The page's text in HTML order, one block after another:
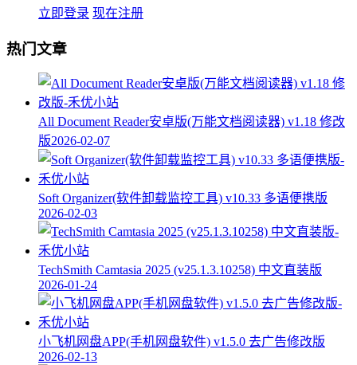
立即登录 现在注册
热门文章
All Document Reader安卓版(万能文档阅读器) v1.18 修改
版2026-02-07
Soft Organizer(软件卸载监控工具) v10.33 多语便携版
2026-02-03
TechSmith Camtasia 2025 (v25.1.3.10258) 中文直装版
2026-01-24
小飞机网盘APP(手机网盘软件) v1.5.0 去广告修改版
2026-02-13